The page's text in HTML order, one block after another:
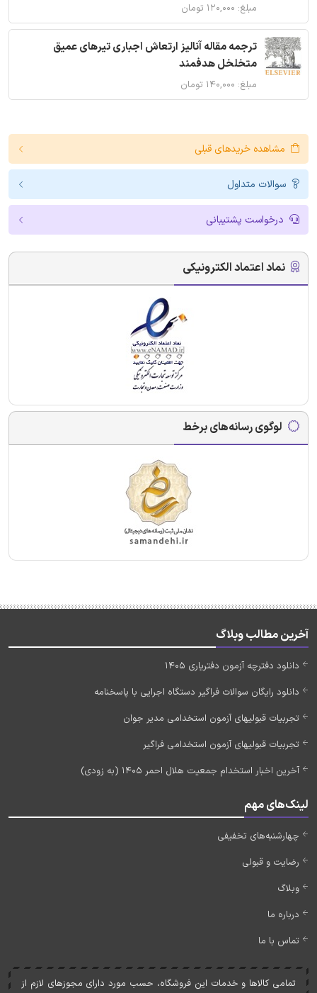
مبلغ: ۱۲۰,۰۰۰ تومان
ترجمه مقاله آنالیز ارتعاش اجباری تیرهای عمیق
متخلخل هدفمند
مبلغ: ۱۴۰,۰۰۰ تومان
مشاهده خریدهای قبلی
سوالات متداول
درخواست پشتیبانی
نماد اعتماد الکترونیکی
لوگوی رسانه‌های برخط
آخرین مطالب وبلاگ
دانلود دفترچه آزمون دفتریاری 1405
دانلود رایگان سوالات فراگیر دستگاه اجرایی با پاسخنامه
تجربیات قبولیهای آزمون استخدامی مدیر جوان
تجربیات قبولیهای آزمون استخدامی فراگیر
آخرین اخبار استخدام جمعیت هلال احمر 1405 (به زودی)
لینک‌های مهم
چهارشنبه‌های تخفیفی
رضایت و قبولی
وبلاگ
درباره ما
تماس با ما
تمامی کالاها و خدمات اين فروشگاه، حسب مورد دارای مجوزهای لازم از